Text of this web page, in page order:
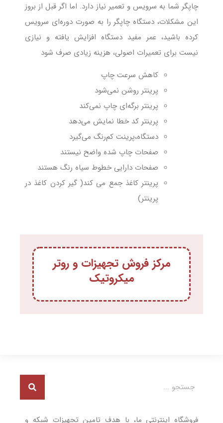
چاپگر شما به سرویس و تعمیر نیاز دارد. اما اگر قبل از بروز
این مشکلات، دستگاه چاپگر را به ‌صورت دوره‌ای سرویس
کرده باشید، عمر مفید دستگاه افزایش یافته و نیازی
نیست برای تعمیرات اصولی، هزینه زیادی صرف شود
کاهش سرعت چاپ
پرینتر روشن نمی‌شود
پرینتر برگه‌ای چاپ نمی‌کند
پرینتر کد خطا نمایش می‌دهد
دستگاه،پرینت کم‌رنگ می‌گیرد
صفحات چاپ شده واضح نیستند
صفحات دارایی خطوط سیاه رنگ هستند
پرینتر کاغذ جمع می کند( گیر کردن کاغذ در
پرینتر)
مرکز فروش تجهیزات و روتر
میکروتیک
فروشگاه اینترنتی ما، با هدف تامین تجهیزات شبکه و